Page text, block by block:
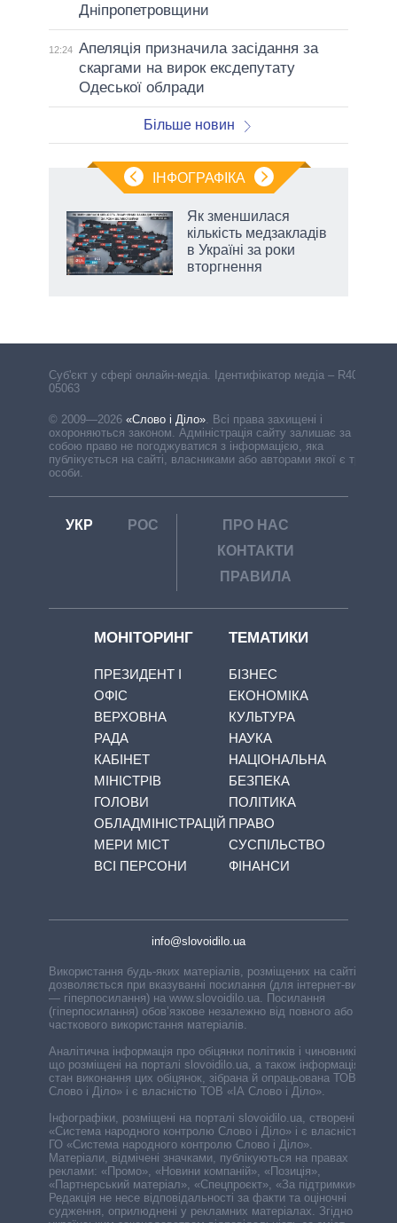
Дніпропетровщини
12:24 Апеляція призначила засідання за
скаргами на вирок ексдепутату
Одеської облради
Більше новин
ІНФОГРАФІКА
Як зменшилася
кількість медзакладів
в Україні за роки
вторгнення
Cуб'єкт у сфері онлайн-медіа. Ідентифікатор медіа – R40-
05063
© 2009—2026 «Слово і Діло» Всі права захищені і
охороняються законом. Адміністрація сайту залишає за
собою право не погоджуватися з інформацією, яка
публікується на сайті, власниками або авторами якої є треті
особи.
УКР РОС
ПРО НАС
КОНТАКТИ
ПРАВИЛА
МОНІТОРИНГ
ПРЕЗИДЕНТ І
ОФІС
ВЕРХОВНА
РАДА
КАБІНЕТ
МІНІСТРІВ
ГОЛОВИ
ОБЛАДМІНІСТРАЦІЙ
МЕРИ МІСТ
ВСІ ПЕРСОНИ
ТЕМАТИКИ
БІЗНЕС
ЕКОНОМІКА
КУЛЬТУРА
НАУКА
НАЦІОНАЛЬНА
БЕЗПЕКА
ПОЛІТИКА
ПРАВО
СУСПІЛЬСТВО
ФІНАНСИ
info@slovoidilo.ua
Використання будь-яких матеріалів, розміщених на сайті,
дозволяється при вказуванні посилання (для інтернет-видань
— гіперпосилання) на www.slovoidilo.ua. Посилання
(гіперпосилання) обов’язкове незалежно від повного або
часткового використання матеріалів.
Аналітична інформація про обіцянки політиків і чиновників,
що розміщені на порталі slovoidilo.ua, а також інформація про
стан виконання цих обіцянок, зібрана й опрацьована ТОВ «ІА
Слово і Діло» і є власністю ТОВ «ІА Слово і Діло».
Інфографіки, розміщені на порталі slovoidilo.ua, створені ГО
«Система народного контролю Слово і Діло» і є власністю
ГО «Система народного контролю Слово і Діло».
Матеріали, відмічені значками, публікуються на правах
реклами: «Промо», «Новини компаній», «Позиція»,
«Партнерський матеріал», «Спецпроєкт», «За підтримки».
Редакція не несе відповідальності за факти та оціночні
судження, оприлюднені у рекламних матеріалах. Згідно з